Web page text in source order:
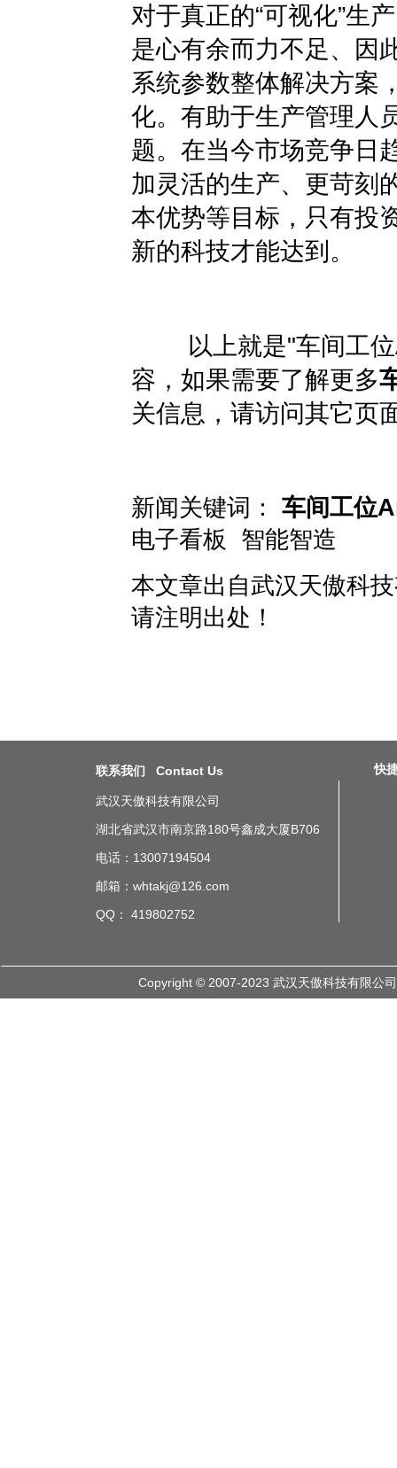
对于真正的“可视化”生
是心有余而力不足、因
系统参数整体解决方案
化。有助于生产管理人
题。在当今市场竞争日
加灵活的生产、更苛刻
本优势等目标，只有投
新的科技才能达到。
以上就是"车间工
容，如果需要了解更多
关信息，请访问其它页
新闻关键词： 车间工位
电子看板
智能智造
本文章出自武汉天傲科
请注明出处！
联系我们 Contact Us
武汉天傲科技有限公司
湖北省武汉市南京路180号鑫成大厦B706
电话：13007194504
邮箱：whtakj@126.com
QQ： 419802752
快
Copyright © 2007-2023 武汉天傲科技有限